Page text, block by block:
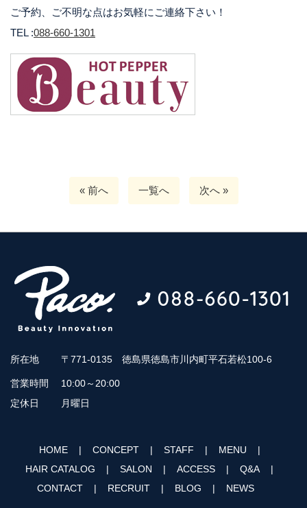
ご予約、ご不明な点はお気軽にご連絡下さい！
TEL :088-660-1301
« 前へ 一覧へ 次へ »
所在地 〒771-0135 徳島県徳島市川内町平石若松100-6
営業時間
10:00～20:00
定休日
月曜日
HOME CONCEPT STAFF
MENU
HAIR CATALOG
SALON ACCESS
Q&A
CONTACT
RECRUIT BLOG NEWS